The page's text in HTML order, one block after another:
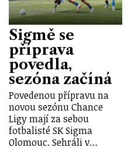
Sigmě se
příprava
povedla,
sezóna začíná
Povedenou přípravu na
novou sezónu Chance
Ligy mají za sebou
fotbalisté SK Sigma
Olomouc. Sehráli v…